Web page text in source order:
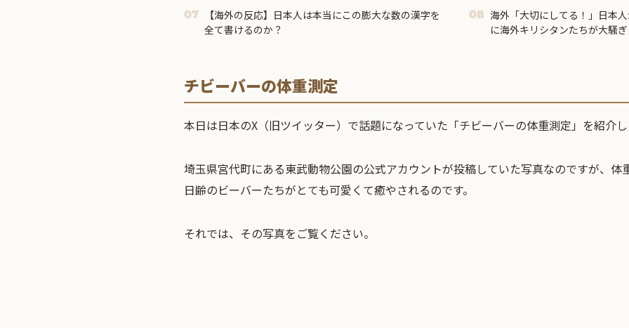
07
【海外の反応】日本人は本当にこの膨大な数の漢字を
全て書けるのか？
08 海外「大切にしてる！」日本人
に海外キリシタンたちが大騒ぎ
チビーバーの体重測定
本日は日本のX（旧ツイッター）で話題になっていた「チビーバーの体重測定」を紹介し
埼玉県宮代町にある東武動物公園の公式アカウントが投稿していた写真なのですが、体
日齢のビーバーたちがとても可愛くて癒やされるのです。
それでは、その写真をご覧ください。